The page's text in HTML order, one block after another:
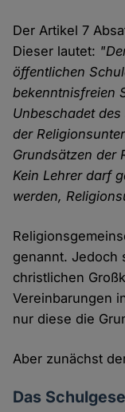
Der Artikel 7
Dieser lautet:
öffentlichen
bekenntnisfreien
Unbeschadet
der
Grundsätzen der
Kein Lehrer darf
werden,
genannt. Jedoch
christlichen
Vereinbarungen
nur diese die
Aber zunächst
Das